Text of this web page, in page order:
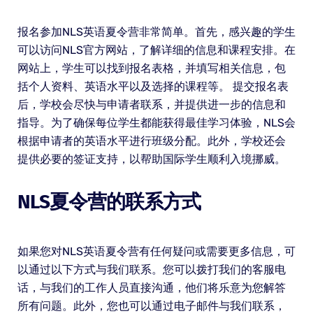
报名参加NLS英语夏令营非常简单。首先，感兴趣的学生
可以访问NLS官方网站，了解详细的信息和课程安排。在
网站上，学生可以找到报名表格，并填写相关信息，包
括个人资料、英语水平以及选择的课程等。 提交报名表
后，学校会尽快与申请者联系，并提供进一步的信息和
指导。为了确保每位学生都能获得最佳学习体验，NLS会
根据申请者的英语水平进行班级分配。此外，学校还会
提供必要的签证支持，以帮助国际学生顺利入境挪威。
NLS夏令营的联系方式
如果您对NLS英语夏令营有任何疑问或需要更多信息，可
以通过以下方式与我们联系。您可以拨打我们的客服电
话，与我们的工作人员直接沟通，他们将乐意为您解答
所有问题。此外，您也可以通过电子邮件与我们联系，